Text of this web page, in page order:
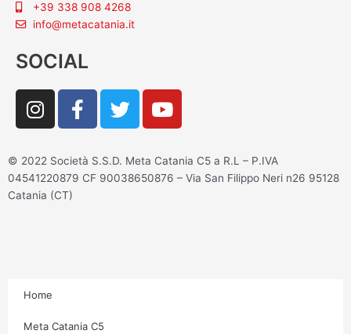
+39 338 908 4268
info@metacatania.it
SOCIAL
I
n
t
a
g
F
a
e
b
T
w
t
t
Y
o
t
u
© 2022 Società S.S.D. Meta Catania C5 a R.L – P.IVA
04541220879 CF 90038650876 – Via San Filippo Neri n26 95128
Catania (CT)
Home
Meta Catania C5